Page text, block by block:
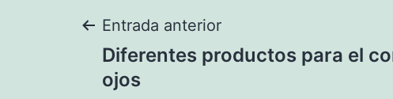
Navegación
de
Entrada anterior
Diferentes productos para el
ojos